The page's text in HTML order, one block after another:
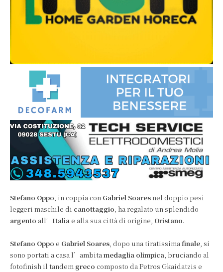
Stefano Oppo, in coppia con Gabriel Soaresnel doppio pesi
leggeri maschile di canottaggio, ha regalato un splendido
argento all’ Italiae alla sua città di origine, Oristano.
Stefano Oppo e Gabriel Soares, dopo una tiratissimafinale, si
sono portati a casa l’ambitamedaglia olimpica, bruciando al
fotofinish il tandem greco composto da Petros Gkaidatzis e